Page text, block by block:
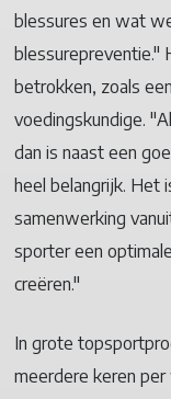
blessures en wat
blessurepreventie."
betrokken, zoals
voedingskundige.
dan is naast een
heel belangrijk. Het
samenwerking
sporter een
creëren."
In grote
meerdere keren